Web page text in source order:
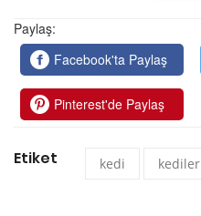
Paylaş:
Facebook'ta Paylaş
Pinterest'de Paylaş
Etiket kedi kediler